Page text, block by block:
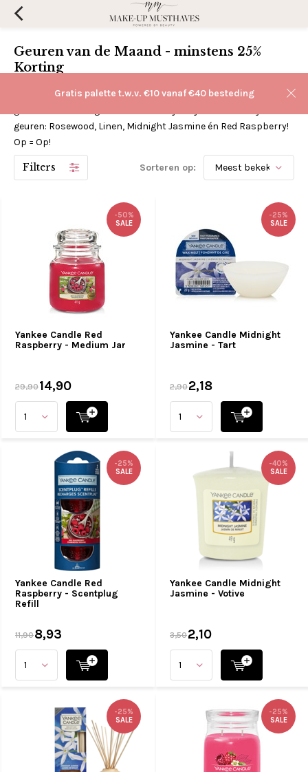
Gratis palette t.w.v. €10 vanaf €40 besteding
Geuren van de Maand - minstens 25%
Korting
Scoor hier elke maand andere Yankee Candle & WoodWick
geuren: Rosewood, Linen, Midnight Jasmine én Red Raspberry!
Op = Op!
Filters Sorteren op:
Yankee Candle Red
Raspberry - Medium Jar
-50%
SALE
29,9014,90
Yankee Candle Midnight
Jasmine - Tart
-25%
SALE
2,902,18
Yankee Candle Red
Raspberry - Scentplug
Refill
-25%
SALE
11,908,93
Yankee Candle Midnight
Jasmine - Votive
-40%
SALE
3,502,10
-25%
SALE
-25%
SALE